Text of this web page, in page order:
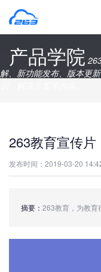
产品学院
解、新功能发布、版本更
263教育宣传片
发布时间：2019-03-20
摘要： 263教育，为教育